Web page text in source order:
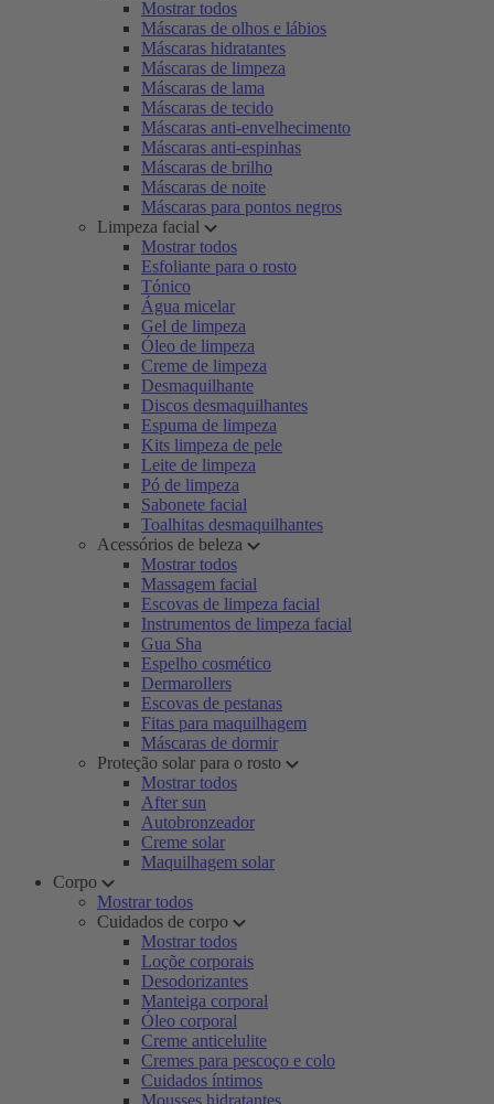
Mostrar todos
Máscaras de olhos e lábios
Máscaras hidratantes
Máscaras de limpeza
Máscaras de lama
Máscaras de tecido
Máscaras anti-envelhecimento
Máscaras anti-espinhas
Máscaras de brilho
Máscaras de noite
Máscaras para pontos negros
Limpeza facial
Mostrar todos
Esfoliante para o rosto
Tónico
Água micelar
Gel de limpeza
Óleo de limpeza
Creme de limpeza
Desmaquilhante
Discos desmaquilhantes
Espuma de limpeza
Kits limpeza de pele
Leite de limpeza
Pó de limpeza
Sabonete facial
Toalhitas desmaquilhantes
Acessórios de beleza
Mostrar todos
Massagem facial
Escovas de limpeza facial
Instrumentos de limpeza facial
Gua Sha
Espelho cosmético
Dermarollers
Escovas de pestanas
Fitas para maquilhagem
Máscaras de dormir
Proteção solar para o rosto
Mostrar todos
After sun
Autobronzeador
Creme solar
Maquilhagem solar
Corpo
Mostrar todos
Cuidados de corpo
Mostrar todos
Loçõe corporais
Desodorizantes
Manteiga corporal
Óleo corporal
Creme anticelulite
Cremes para pescoço e colo
Cuidados íntimos
Mousses hidratantes